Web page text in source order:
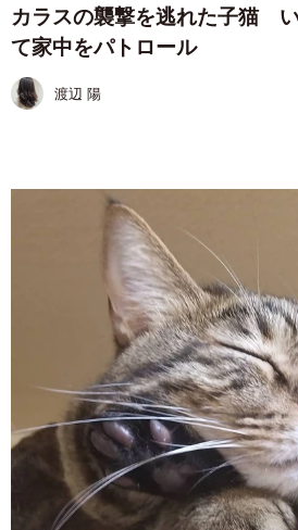
カラスの襲撃を逃れた子猫
て家中をパトロール
渡辺 陽